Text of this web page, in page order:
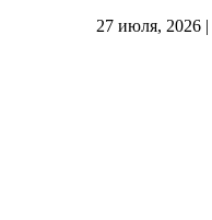
27 июля, 2026